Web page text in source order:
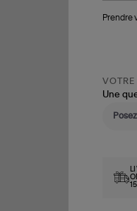
Prendre
VOTRE
Une